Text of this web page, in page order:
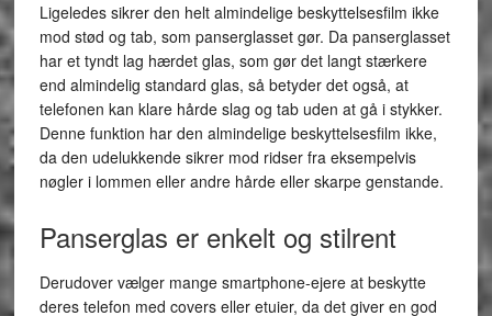
Ligeledes sikrer den helt almindelige beskyttelsesfilm ikke
mod stød og tab, som panserglasset gør. Da panserglasset
har et tyndt lag hærdet glas, som gør det langt stærkere
end almindelig standard glas, så betyder det også, at
telefonen kan klare hårde slag og tab uden at gå i stykker.
Denne funktion har den almindelige beskyttelsesfilm ikke,
da den udelukkende sikrer mod ridser fra eksempelvis
nøgler i lommen eller andre hårde eller skarpe genstande.
Panserglas er enkelt og stilrent
Derudover vælger mange smartphone-ejere at beskytte
deres telefon med covers eller etuier, da det giver en god